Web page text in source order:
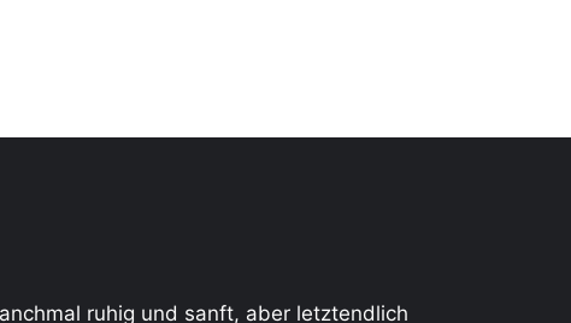
ruhig und sanft, aber letztendlich